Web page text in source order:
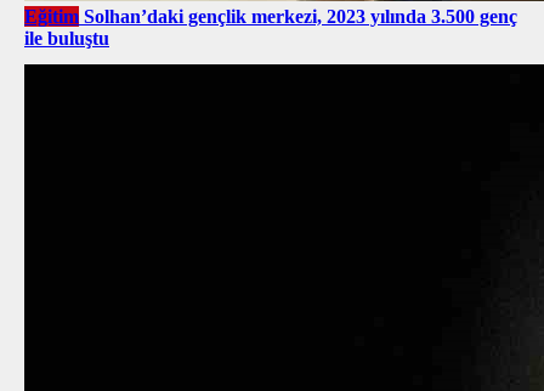
Eğitim Solhan’daki gençlik merkezi, 2023 yılında 3.500 genç
ile buluştu